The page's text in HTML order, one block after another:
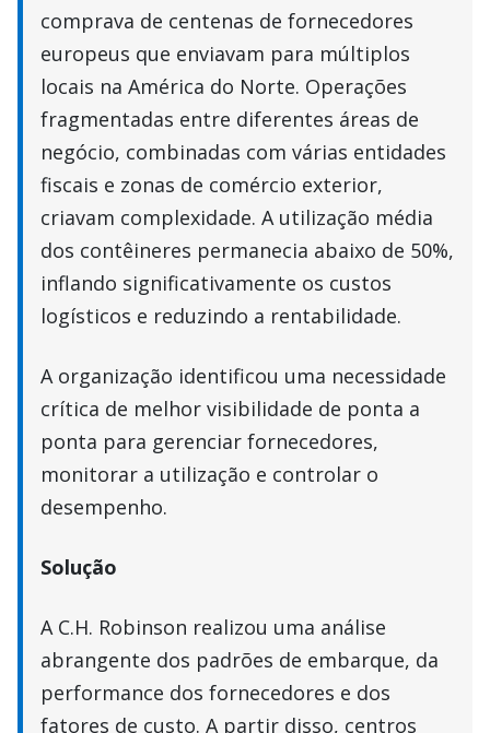
comprava de centenas de fornecedores
europeus que enviavam para múltiplos
locais na América do Norte. Operações
fragmentadas entre diferentes áreas de
negócio, combinadas com várias entidades
fiscais e zonas de comércio exterior,
criavam complexidade. A utilização média
dos contêineres permanecia abaixo de 50%,
inflando significativamente os custos
logísticos e reduzindo a rentabilidade.
A organização identificou uma necessidade
crítica de melhor visibilidade de ponta a
ponta para gerenciar fornecedores,
monitorar a utilização e controlar o
desempenho.
Solução
A C.H. Robinson realizou uma análise
abrangente dos padrões de embarque, da
performance dos fornecedores e dos
fatores de custo. A partir disso, centros